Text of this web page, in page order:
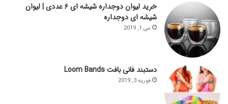
خرید لیوان دوجداره شیشه ای ۶ عددی | لیوان
شیشه ای دوجداره
می 1, 2019
دستبند فانی بافت Loom Bands
فوریه 3, 2019